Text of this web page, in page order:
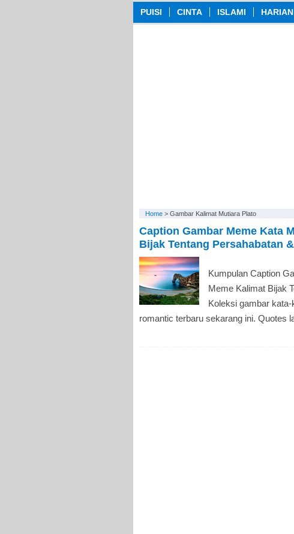
PUISI CINTA ISLAMI HARIAN
Home > Gambar Kalimat Mutiara Plato
Caption Gambar Meme Kata
Bijak Tentang Persahabatan
Kumpulan Caption
Meme Kalimat Bijak
Koleksi gambar
romantic terbaru sekarang ini. Quotes